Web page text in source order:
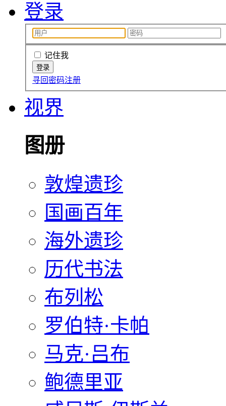
登录
记住我
寻回密码注册
视界
图册
敦煌遗珍
国画百年
海外遗珍
历代书法
布列松
罗伯特·卡帕
马克·吕布
鲍德里亚